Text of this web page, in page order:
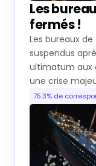
Les
fermés !
Les bureaux
suspendus
ultimatum aux
une crise
75.3% de